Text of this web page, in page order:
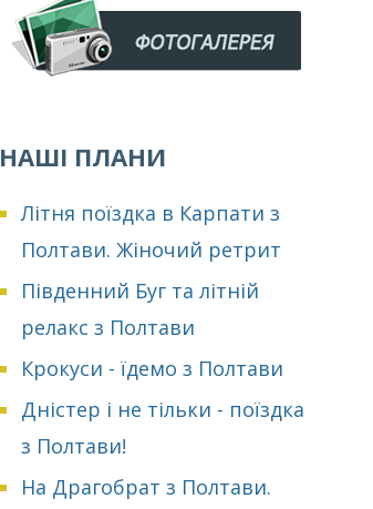
НАШІ ПЛАНИ
Літня поїздка в Карпати з
Полтави. Жіночий ретрит
Південний Буг та літній
релакс з Полтави
Крокуси - їдемо з Полтави
Дністер і не тільки - поїздка
з Полтави!
На Драгобрат з Полтави.